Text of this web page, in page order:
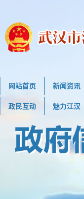
网站首页 新闻资讯
政民互动 魅力江汉